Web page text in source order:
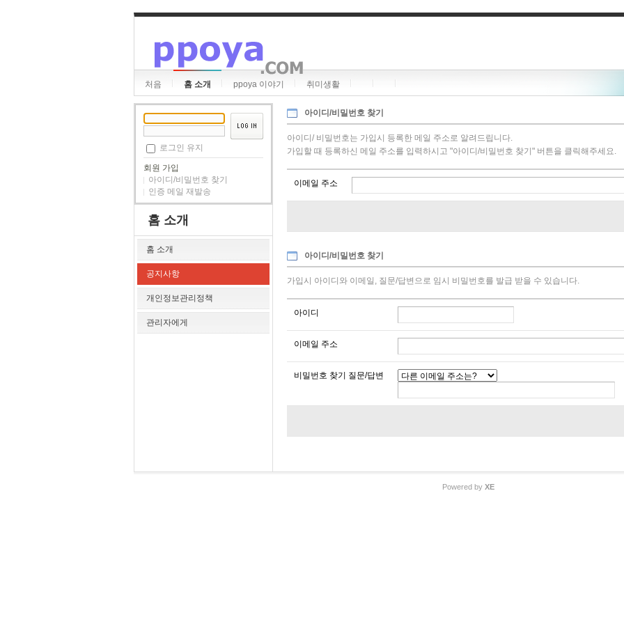
처음 홈 소개 ppoya 이야기 취미생활
로그인 유지
회원 가입
아이디/비밀번호 찾기
인증 메일 재발송
홈 소개
홈 소개
공지사항
개인정보관리정책
관리자에게
아이디/비밀번호 찾기
아이디/ 비밀번호는 가입시 등록한 메일 주소로 알려드립니다.
가입할 때 등록하신 메일 주소를 입력하시고 "아이디/비밀번호 찾기" 버튼을 클릭해주세요.
이메일 주소
아이디/비밀번호 찾기
가입시 아이디와 이메일, 질문/답변으로 임시 비밀번호를 발급 받을 수 있습니다.
아이디
이메일 주소
비밀번호 찾기 질문/답변
Powered by XE